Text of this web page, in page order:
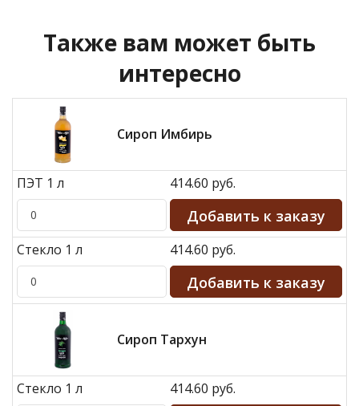
Также вам может быть
интересно
Сироп Имбирь
ПЭТ 1 л 414.60 руб.
Стекло 1 л 414.60 руб.
Сироп Тархун
Стекло 1 л 414.60 руб.